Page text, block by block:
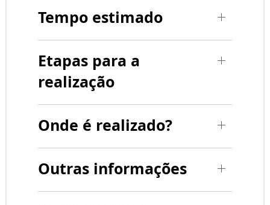
Tempo estimado
Etapas para a
realização
Onde é realizado?
Outras informações